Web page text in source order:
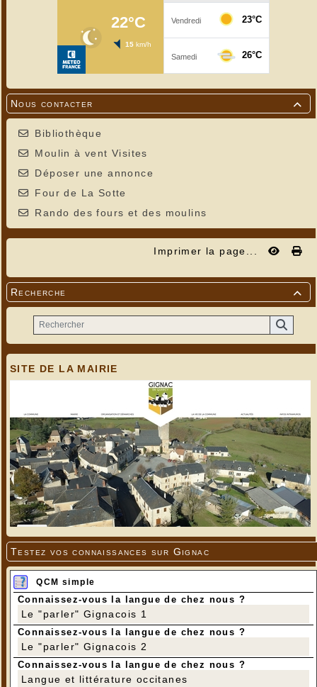

Nous contacter
Bibliothèque
Moulin à vent Visites
Déposer une annonce
Four de La Sotte
Rando des fours et des moulins
Imprimer la page...

Recherche
SITE DE LA MAIRIE
Testez vos connaissances sur Gignac
QCM simple
Connaissez-vous la langue de chez nous ?
Le "parler" Gignacois 1
Connaissez-vous la langue de chez nous ?
Le "parler" Gignacois 2
Connaissez-vous la langue de chez nous ?
Langue et littérature occitanes
Vitrail restauré de la chapelle
Vitrail restauré de la chapelle (détail)